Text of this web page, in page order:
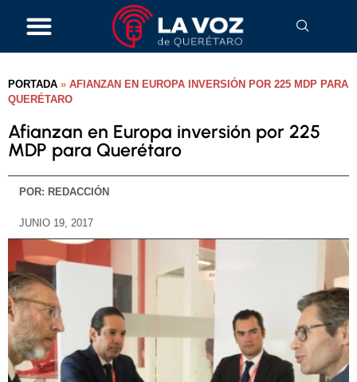
PORTADA » AFIANZAN EN EUROPA INVERSIÓN POR 225 MDP PARA
QUERÉTARO
Afianzan en Europa inversión por 225
MDP para Querétaro
POR: REDACCIÓN
JUNIO 19, 2017